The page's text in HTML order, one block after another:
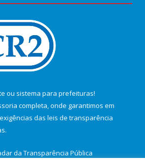
ou sistema para prefeituras!
completa, onde garantimos em
das leis de transparência
da Transparência Pública